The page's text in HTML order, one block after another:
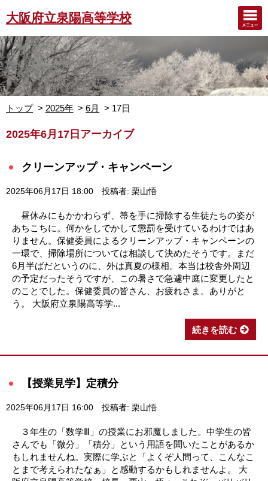
大阪府立泉陽高等学校
トップ 2025年 6月 17日
2025年6月17日アーカイブ
クリーンアップ・キャンペーン
2025年06月17日 18:00 投稿者: 栗山悟
昼休みにもかかわらず、箒を手に掃除する生徒たちの姿が
あちこちに。何かをしでかして懲罰を受けているわけではあ
りません。保健委員によるクリーンアップ・キャンペーンの
一環で、掃除場所については相談して決めたそうです。まだ
6月半ばだというのに、外は真夏の様相。本当は校舎外周辺
の予定だったそうですが、この暑さで急遽中庭に変更したと
のことでした。保健委員の皆さん、お疲れさま。ありがと
う。 大阪府立泉陽高等学...
続きを読む
【授業見学】定積分
2025年06月17日 16:00 投稿者: 栗山悟
３年生の「数学Ⅲ」の授業にお邪魔しました。中学生の皆
さんでも「微分」「積分」という用語を聞いたことがあるか
もしれませんね。実際に学ぶと「よくぞ人間って、こんなこ
とまで考えられたなぁ」と感動するかもしれませんよ。 大